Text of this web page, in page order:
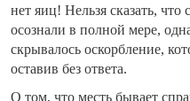
нет яиц! Нельзя сказать,
осознали в полной мере,
скрывалось оскорбление,
оставив без ответа.
О том, что месть бывает